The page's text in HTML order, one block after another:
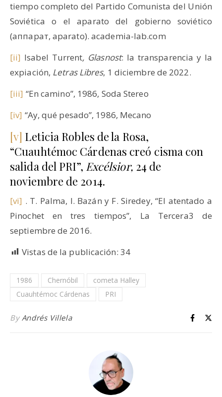
tiempo completo del Partido Comunista del Unión
Soviética o el aparato del gobierno soviético
(аппарат, aparato). academia-lab.com
[ii] Isabel Turrent, Glasnost: la transparencia y la
expiación, Letras Libres, 1 diciembre de 2022.
[iii] “En camino”, 1986, Soda Stereo
[iv] “Ay, qué pesado”, 1986, Mecano
[v] Leticia Robles de la Rosa,
“Cuauhtémoc Cárdenas creó cisma con
salida del PRI”, Excélsior, 24 de
noviembre de 2014.
[vi] . T. Palma, I. Bazán y F. Siredey, “El atentado a
Pinochet en tres tiempos”, La Tercera3 de
septiembre de 2016.
Vistas de la publicación: 34
1986 Chernóbil
cometa Halley
Cuauhtémoc Cárdenas
PRI
By Andrés Villela